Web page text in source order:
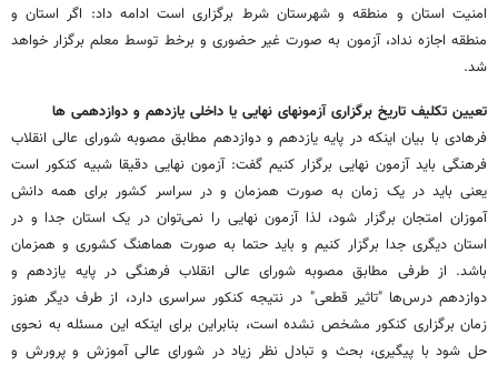
امنیت استان و منطقه و شهرستان شرط برگزاری است ادامه داد: اگر استان و
منطقه اجازه نداد، آزمون به صورت غیر حضوری و برخط توسط معلم برگزار خواهد
شد.
تعیین تکلیف تاریخ برگزاری آزمونهای نهایی یا داخلی یازدهم و دوازدهمی ها
فرهادی با بیان اینکه در پایه یازدهم و دوازدهم مطابق مصوبه شورای عالی انقلاب
فرهنگی باید آزمون نهایی برگزار کنیم گفت: آزمون نهایی دقیقا شبیه کنکور است
یعنی باید در یک زمان به صورت همزمان و در سراسر کشور برای همه دانش
آموزان امتجان برگزار شود، لذا آزمون نهایی را نمی‌توان در یک استان جدا و در
استان دیگری جدا برگزار کنیم و باید حتما به صورت هماهنگ کشوری و همزمان
باشد. از طرفی مطابق مصوبه شورای عالی انقلاب فرهنگی در پایه یازدهم و
دوازدهم درس‌ها "تاثیر قطعی" در نتیجه کنکور سراسری دارد، از طرف دیگر هنوز
زمان برگزاری کنکور مشخص نشده است، بنابراین برای اینکه این مسئله به نحوی
حل شود با پیگیری، بحث و تبادل نظر زیاد در شورای عالی آموزش و پرورش و